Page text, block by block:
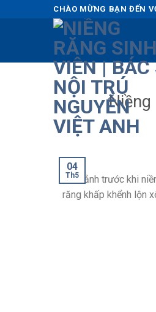
to
CHÀO MỪNG BẠN ĐẾN
04
Th5
Hình ảnh trước khi
răng khấp khểnh lộn